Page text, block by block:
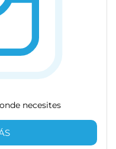
necesites